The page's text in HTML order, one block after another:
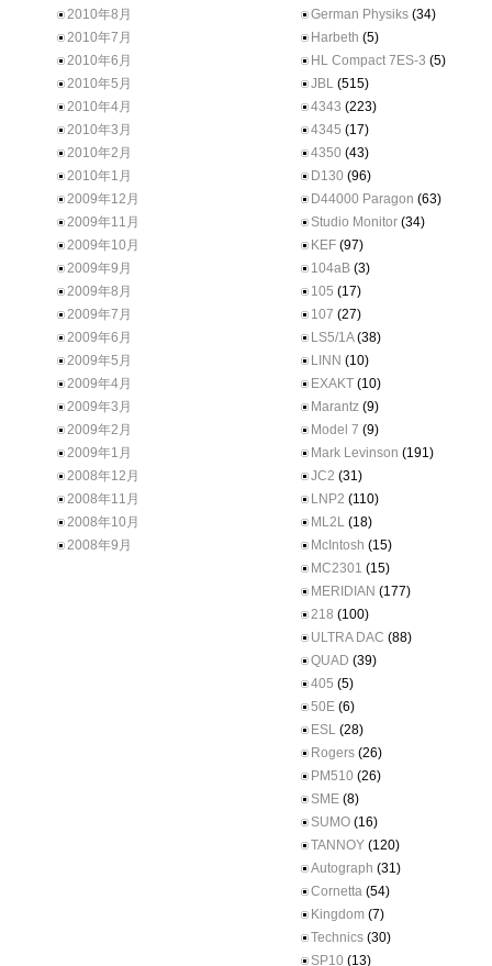
2010年8月
2010年7月
2010年6月
2010年5月
2010年4月
2010年3月
2010年2月
2010年1月
2009年12月
2009年11月
2009年10月
2009年9月
2009年8月
2009年7月
2009年6月
2009年5月
2009年4月
2009年3月
2009年2月
2009年1月
2008年12月
2008年11月
2008年10月
2008年9月
German Physiks (34)
Harbeth (5)
HL Compact 7ES-3 (5)
JBL (515)
4343 (223)
4345 (17)
4350 (43)
D130 (96)
D44000 Paragon (63)
Studio Monitor (34)
KEF (97)
104aB (3)
105 (17)
107 (27)
LS5/1A(38)
LINN (10)
EXAKT (10)
Marantz (9)
Model 7 (9)
Mark Levinson (191)
JC2 (31)
LNP2 (110)
ML2L (18)
McIntosh (15)
MC2301 (15)
MERIDIAN (177)
218 (100)
ULTRA DAC (88)
QUAD (39)
405 (5)
50E (6)
ESL (28)
Rogers (26)
PM510 (26)
SME (8)
SUMO (16)
TANNOY (120)
Autograph (31)
Cornetta (54)
Kingdom (7)
Technics (30)
SP10 (13)